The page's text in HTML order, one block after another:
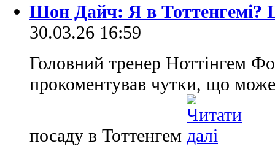
Шон Дайч: Я в Тоттенгемі?
30.03.26 16:59
Головний тренер Ноттінгем
прокоментував чутки, що
посаду в Тоттенгем